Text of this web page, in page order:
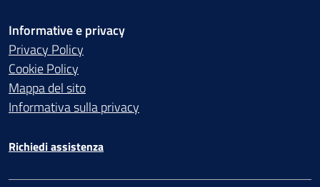
Informative e privacy
Privacy Policy
Cookie Policy
Mappa del sito
Informativa sulla privacy
Richiedi assistenza